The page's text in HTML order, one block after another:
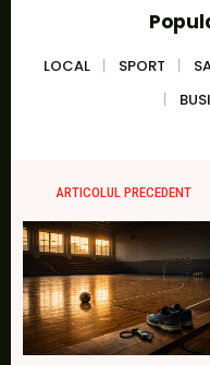
LOCAL SPORT
ARTICOLUL PRECEDENT